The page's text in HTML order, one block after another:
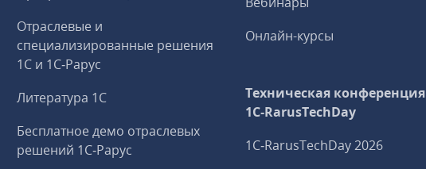
Отраслевые и
специализированные решения
1С и 1С‑Рарус
Литература 1С
Бесплатное демо отраслевых
решений 1С‑Рарус
Онлайн-курсы
Техническая конференция
1C‑RarusTechDay
1C‑RarusTechDay 2026